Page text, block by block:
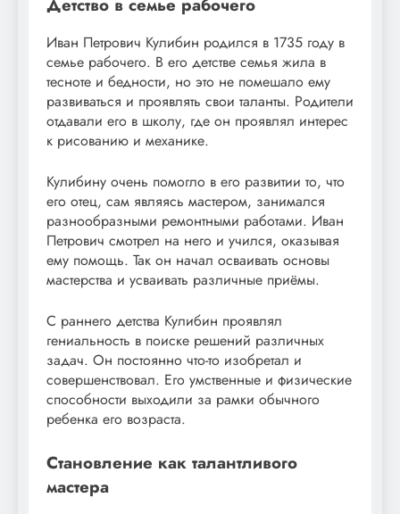
Иван Петрович Кулибин родился в 1735 году в
семье рабочего. В его детстве семья жила в
тесноте и бедности, но это не помешало ему
развиваться и проявлять свои таланты. Родители
отдавали его в школу, где он проявлял интерес
к рисованию и механике.
Кулибину очень помогло в его развитии то, что
его отец, сам являясь мастером, занимался
разнообразными ремонтными работами. Иван
Петрович смотрел на него и учился, оказывая
ему помощь. Так он начал осваивать основы
мастерства и усваивать различные приёмы.
С раннего детства Кулибин проявлял
гениальность в поиске решений различных
задач. Он постоянно что-то изобретал и
совершенствовал. Его умственные и физические
способности выходили за рамки обычного
ребенка его возраста.
Становление как талантливого
мастера